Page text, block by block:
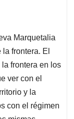
Marquetalia
frontera. El
frontera en los
ver con el
y la
con el régimen